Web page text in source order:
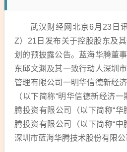
武汉财经网北京6 月 23 日
Z）21日发布关于控股股东及
划的预披露公告。蓝海华腾董
东邱文渊及其一致行动人深圳
管理有限公司一明华信德新经
（以下简称“明华信德新经济
腾投资有限公司（以下简称“华
腾投资有限公司（以下简称“中
深圳市蓝海华腾技术股份有限公